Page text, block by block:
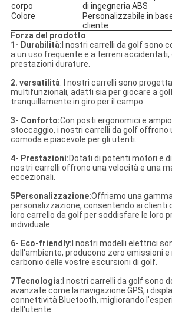
corpo
di ingegneria ABS
Colore
Personalizzabile in
cliente
Forza del prodotto
1- Durabilità: I nostri carrelli da golf sono
a un uso frequente e a terreni accidentati,
prestazioni durature.
2. versatilità: I nostri carrelli sono
multifunzionali, adatti sia per giocare a
tranquillamente in giro per il campo.
3- Conforto:Con posti ergonomici e
stoccaggio, i nostri carrelli da golf offrono
comoda e piacevole per gli utenti.
4- Prestazioni:Dotati di potenti motori e
nostri carrelli offrono una velocità e una
eccezionali.
5Personalizzazione:Offriamo una
personalizzazione, consentendo ai clienti
loro carrello da golf per soddisfare le loro
individuale.
6- Eco-friendly: I nostri modelli elettrici
dell'ambiente, producono zero emissioni
carbonio delle vostre escursioni di golf.
7Tecnologia: I nostri carrelli da golf sono
avanzate come la navigazione GPS, i
connettività Bluetooth, migliorando
dell'utente.